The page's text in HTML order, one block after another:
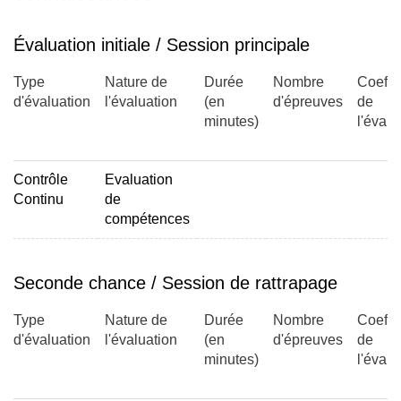
Modalités d'évaluation
aucune
Objectifs
- Nommer les huiles et les graisses à usage alimentaire
- Définir les caractéristiques physico-chimiques des
corps gras et les relier aux problématiques industrielles.
- Identifier les techniques d'analyses physico-chimiques
et sensorielles des corps gras.
Évaluation initiale / Session principale
Type
d'évaluation
Nature de
l'évaluation
Durée
(en
minutes)
Nombre
d'épreuves
de
Contrôle
Continu
Evaluation
de
compétences
Seconde chance / Session de rattrapage
Type
d'évaluation
Nature de
l'évaluation
Durée
(en
minutes)
Nombre
d'épreuves
de